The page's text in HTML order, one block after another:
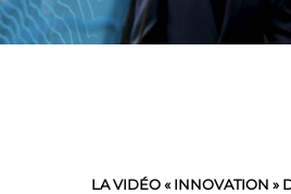
LA VIDÉO « INNOVATION »